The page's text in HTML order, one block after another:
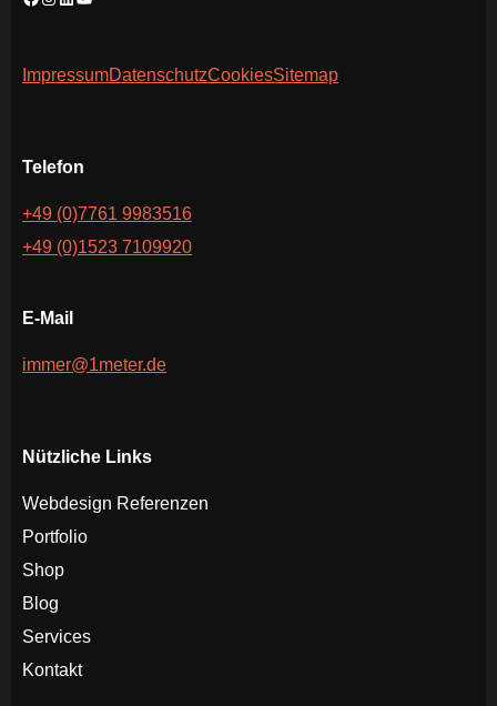
ImpressumDatenschutzCookiesSitemap
Telefon
+49 (0)7761 9983516
+49 (0)1523 7109920
E-Mail
immer@1meter.de
Nützliche Links
Webdesign Referenzen
Portfolio
Shop
Blog
Services
Kontakt